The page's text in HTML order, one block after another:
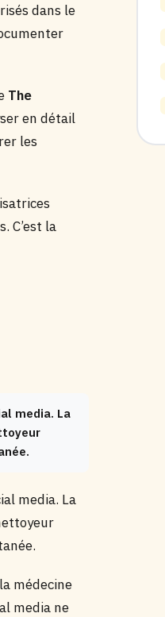
dans le
The
en détail
les
C’est la
media. La
media. La
médecine
media ne